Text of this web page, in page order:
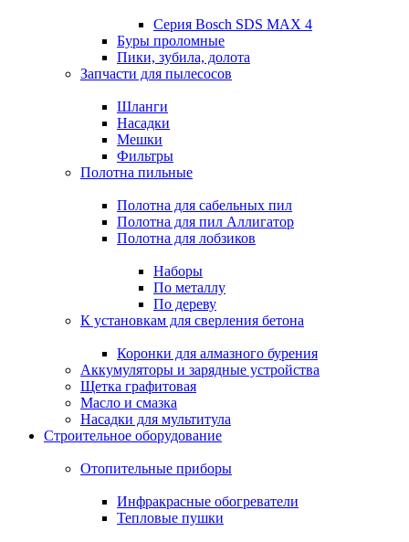
Серия Bosch SDS MAX 4
Буры проломные
Пики, зубила, долота
Запчасти для пылесосов
Шланги
Насадки
Мешки
Фильтры
Полотна пильные
Полотна для сабельных пил
Полотна для пил Аллигатор
Полотна для лобзиков
Наборы
По металлу
По дереву
К установкам для сверления бетона
Коронки для алмазного бурения
Аккумуляторы и зарядные устройства
Щетка графитовая
Масло и смазка
Насадки для мультитула
Строительное оборудование
Отопительные приборы
Инфракрасные обогреватели
Тепловые пушки